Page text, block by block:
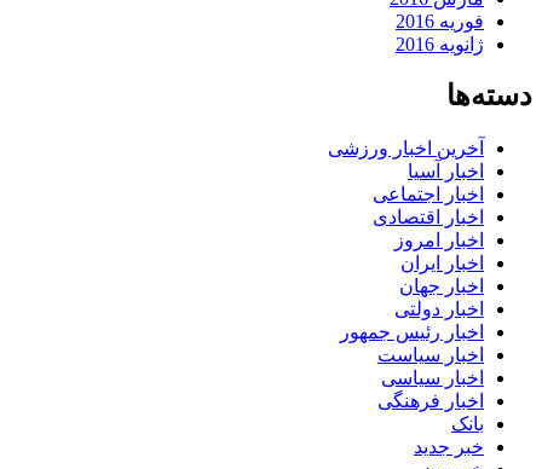
فوریه 2016
ژانویه 2016
دسته‌ها
آخرین اخبار ورزشی
اخبار آسیا
اخبار اجتماعی
اخبار اقتصادی
اخبار امروز
اخبار ایران
اخبار جهان
اخبار دولتی
اخبار رئیس جمهور
اخبار سیاست
اخبار سیاسی
اخبار فرهنگی
بانک
خبر جدید